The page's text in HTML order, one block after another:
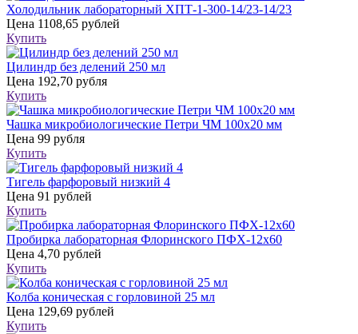
Холодильник лабораторный ХПТ-1-300-14/23-14/23
Цена 1108,65 рублей
Купить
Цилиндр без делений 250 мл
Цена 192,70 рубля
Купить
Чашка микробиологические Петри ЧМ 100х20 мм
Цена 99 рубля
Купить
Тигель фарфоровый низкий 4
Цена 91 рублей
Купить
Пробирка лабораторная Флоринского ПФХ-12х60
Цена 4,70 рублей
Купить
Колба коническая с горловиной 25 мл
Цена 129,69 рублей
Купить